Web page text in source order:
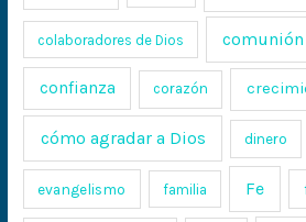
colaboradores de Dios
confianza corazón
cómo agradar a Dios dinero
evangelismo familia Fe